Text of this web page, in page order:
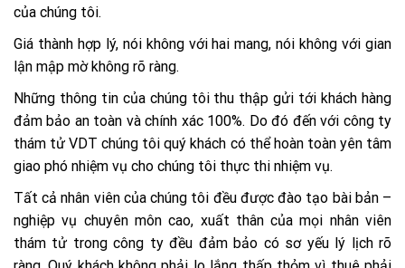
của chúng tôi.
Giá thành hợp lý, nói không với hai mang, nói không với gian
lận mập mờ không rõ ràng.
Những thông tin của chúng tôi thu thập gửi tới khách hàng
đảm bảo an toàn và chính xác 100%. Do đó đến với công ty
thám tử VDT chúng tôi quý khách có thể hoàn toàn yên tâm
giao phó nhiệm vụ cho chúng tôi thực thi nhiệm vụ.
Tất cả nhân viên của chúng tôi đều được đào tạo bài bản –
nghiệp vụ chuyên môn cao, xuất thân của mọi nhân viên
thám tử trong công ty đều đảm bảo có sơ yếu lý lịch rõ